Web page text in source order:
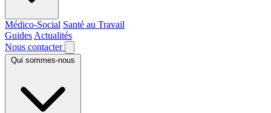
Médico-Social Santé au Travail
Guides Actualités
Nous contacter
Qui sommes-nous